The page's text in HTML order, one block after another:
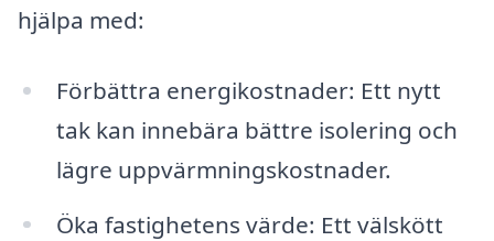
hjälpa med:
Förbättra energikostnader: Ett nytt
tak kan innebära bättre isolering och
lägre uppvärmningskostnader.
Öka fastighetens värde: Ett välskött